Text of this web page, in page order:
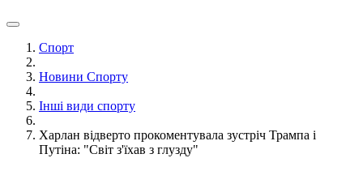
Спорт
Новини Спорту
Інші види спорту
Харлан відверто прокоментувала зустріч Трампа і
Путіна: "Світ з'їхав з глузду"